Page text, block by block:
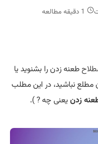
طعنه زدنرا بشنوید یا
مطلع نباشید، در این مطلب
زدنیعنی چه ? ).